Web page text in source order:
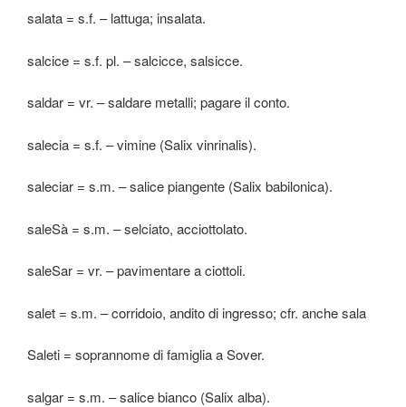
salata = s.f. – lattuga; insalata.
salcice = s.f. pl. – salcicce, salsicce.
saldar = vr. – saldare metalli; pagare il conto.
salecia = s.f. – vimine (Salix vinrinalis).
saleciar = s.m. – salice piangente (Salix babilonica).
saleSà = s.m. – selciato, acciottolato.
saleSar = vr. – pavimentare a ciottoli.
salet = s.m. – corridoio, andito di ingresso; cfr. anche sala
Saleti = soprannome di famiglia a Sover.
salgar = s.m. – salice bianco (Salix alba).